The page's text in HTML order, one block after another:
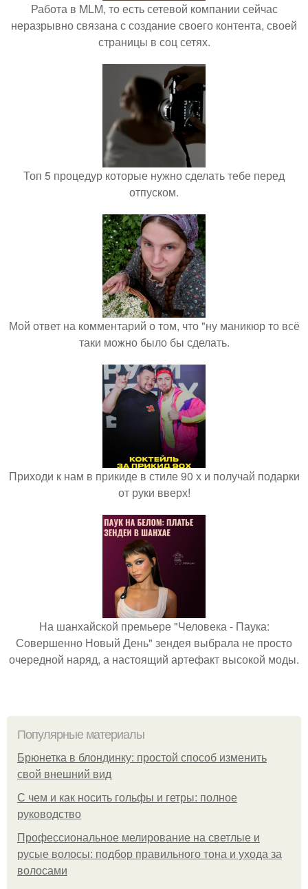
Работа в MLM, то есть сетевой компании сейчас
неразрывно связана с создание своего контента, своей
страницы в соц сетях.
Топ 5 процедур которые нужно сделать тебе перед
отпуском.
Мой ответ на комментарий о том, что "ну маникюр то всё
таки можно было бы сделать.
Приходи к нам в прикиде в стиле 90 х и получай подарки
от руки вверх!
На шанхайской премьере "Человека - Паука:
Совершенно Новый День" зендея выбрала не просто
очередной наряд, а настоящий артефакт высокой моды.
Популярные материалы
Брюнетка в блондинку: простой способ изменить
свой внешний вид
С чем и как носить гольфы и гетры: полное
руководство
Профессиональное мелирование на светлые и
русые волосы: подбор правильного тона и ухода за
волосами